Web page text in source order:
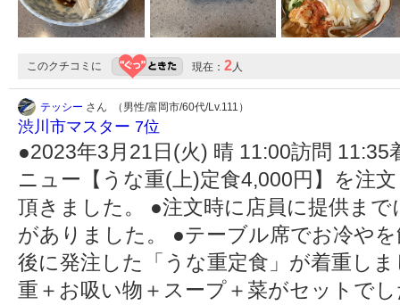
このクチコミに 現在： 2人
テッシー さん （男性/富岡市/60代/Lv.111）
渋川市マスター 7位
●2023年3月21日(火) 晴 11:00訪問
ニュー【うな重(上)定食4,000円】を注
頂きました。 ●注文時に店員に提供ま
がありました。 ●テーブル席でお冷や
後に発注した「うな重定食」が着重し
重＋お吸い物＋スープ＋菜がセットで